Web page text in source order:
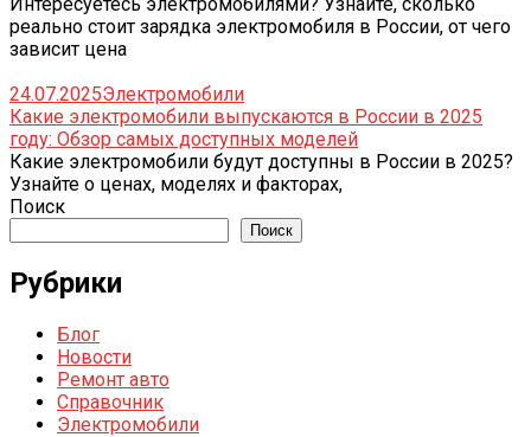
реально стоит зарядка электромобиля в России, от чего
зависит цена
24.07.2025Электромобили
Какие электромобили выпускаются в России в 2025
году: Обзор самых доступных моделей
Какие электромобили будут доступны в России в 2025?
Узнайте о ценах, моделях и факторах,
Поиск
Поиск
Рубрики
Блог
Новости
Ремонт авто
Справочник
Электромобили